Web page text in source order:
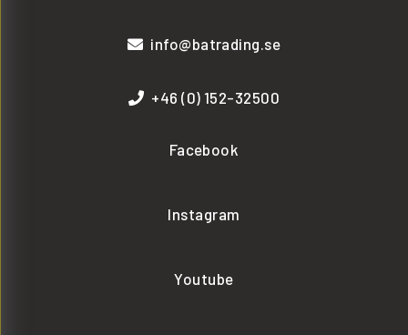
info@batrading.se
+46 (0) 152-32500
Facebook
Instagram
Youtube